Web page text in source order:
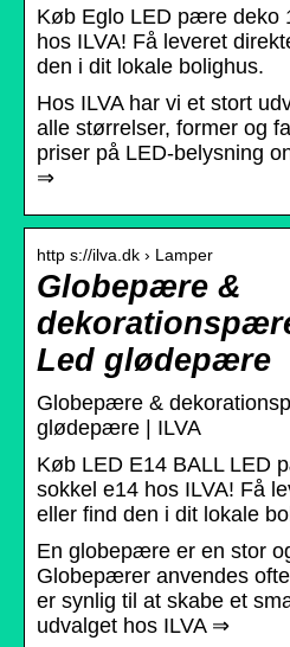
Køb Eglo LED pære deko
hos ILVA! Få leveret
den i dit lokale bolighus.
Hos ILVA har vi et stort
alle størrelser, former og
priser på LED-belysning
⇒
http s://ilva.dk › Lamper
Globepære &
Led glødepære
Globepære &
glødepære | ILVA
Køb LED E14 BALL LED
sokkel e14 hos ILVA! Få
eller find den i dit lokale
En globepære er en stor
Globepærer anvendes
er synlig til at skabe et
udvalget hos ILVA ⇒